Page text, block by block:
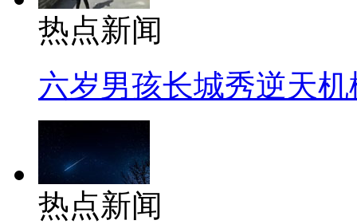
热点新闻
六岁男孩长城秀逆天机
热点新闻